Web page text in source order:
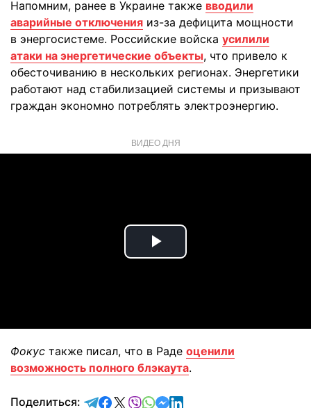
Напомним, ранее в Украине также вводили
аварийные отключения из-за дефицита мощности
в энергосистеме. Российские войска усилили
атаки на энергетические объекты, что привело к
обесточиванию в нескольких регионах. Энергетики
работают над стабилизацией системы и призывают
граждан экономно потреблять электроэнергию.
ВИДЕО ДНЯ
Play
Фокус также писал, что в Раде оценили
возможность полного блэкаута.
Поделиться: отправить в Telegram
поделиться в Facebook
поделиться в X
отправить в Viber
отправить в Whatsapp
отправить в Messenger
отправить в LinkedIn